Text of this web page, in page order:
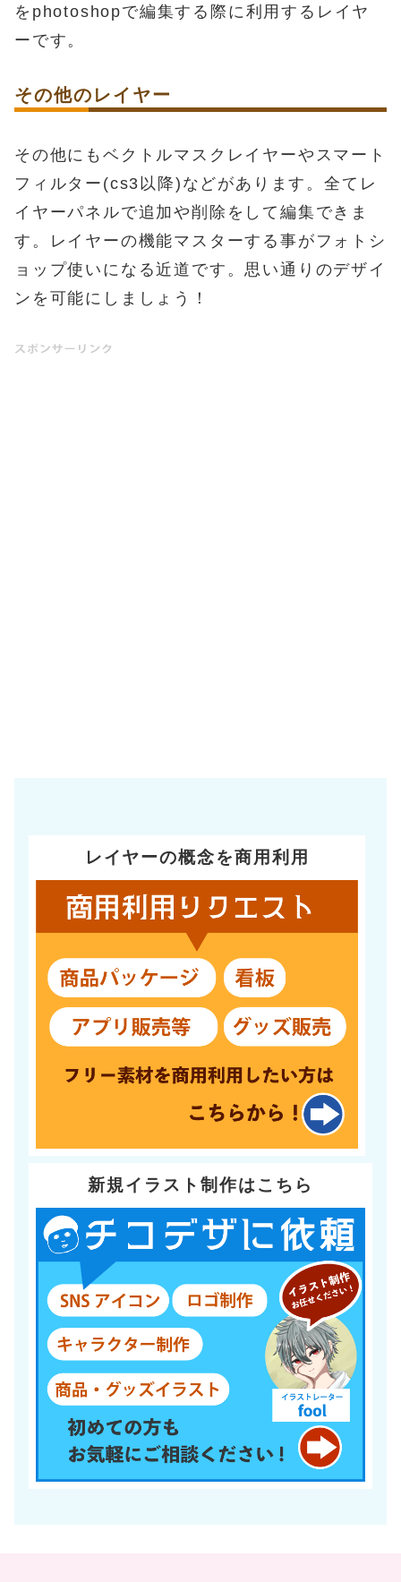
をphotoshopで編集する際に利用するレイヤ
ーです。
その他のレイヤー
その他にもベクトルマスクレイヤーやスマート
フィルター(cs3以降)などがあります。全てレ
イヤーパネルで追加や削除をして編集できま
す。レイヤーの機能マスターする事がフォトシ
ョップ使いになる近道です。思い通りのデザイ
ンを可能にしましょう！
レイヤーの概念を商用利用
新規イラスト制作はこちら